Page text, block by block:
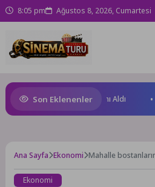
8:05 pm Ağustos 8, 2026, Cumartesi
Son Eklenenler
Yüzücüleri Sertifikalarını Aldı
Ana Sayfa Ekonomi Mahalle
Ekonomi